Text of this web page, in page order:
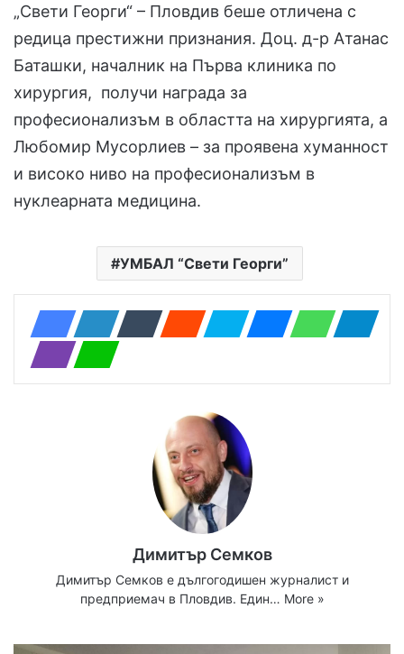
„Свети Георги“ – Пловдив беше отличена с
редица престижни признания. Доц. д-р Атанас
Баташки, началник на Първа клиника по
хирургия, получи награда за
професионализъм в областта на хирургията, а
Любомир Мусорлиев – за проявена хуманност
и високо ниво на професионализъм в
нуклеарната медицина.
УМБАЛ “Свети Георги”
Димитър Семков
Димитър Семков е дългогодишен журналист и
предприемач в Пловдив. Един… More »